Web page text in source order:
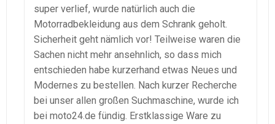
super verlief, wurde natürlich auch die
Motorradbekleidung aus dem Schrank geholt.
Sicherheit geht nämlich vor! Teilweise waren die
Sachen nicht mehr ansehnlich, so dass mich
entschieden habe kurzerhand etwas Neues und
Modernes zu bestellen. Nach kurzer Recherche
bei unser allen großen Suchmaschine, wurde ich
bei moto24.de fündig. Erstklassige Ware zu